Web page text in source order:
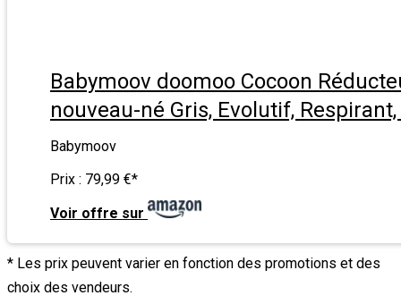
Babymoov doomoo Cocoon
nouveau-né Gris, Evolutif,
Babymoov
Prix : 79,99 €*
Voir offre sur
* Les prix peuvent varier en fonction des promotions et des
choix des vendeurs.